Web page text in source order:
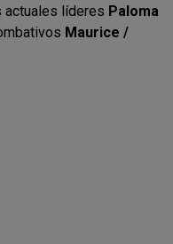
actuales líderes Paloma
Maurice /